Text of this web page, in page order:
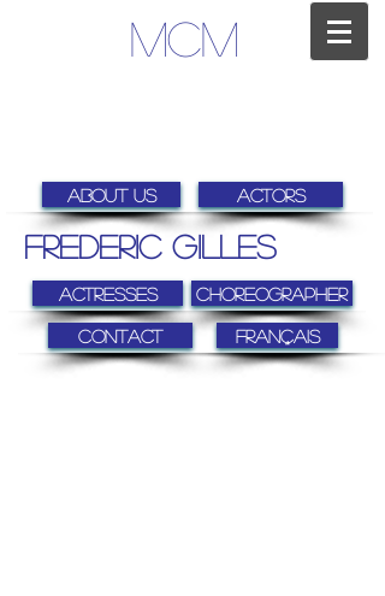
MCM
About us Actors
Frederic Gilles
Actresses Choreographer
Contact FRANÇAIS